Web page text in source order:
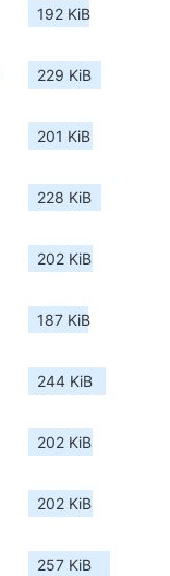
192 KiB
229 KiB
201 KiB
228 KiB
202 KiB
187 KiB
244 KiB
202 KiB
202 KiB
257 KiB